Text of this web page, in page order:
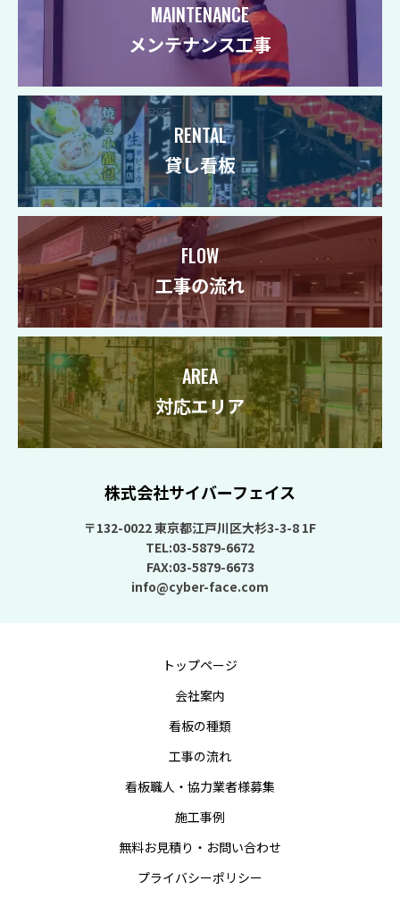
MAINTENANCE
メンテナンス工事
RENTAL
貸し看板
FLOW
工事の流れ
AREA
対応エリア
株式会社サイバーフェイス
〒132-0022 東京都江戸川区大杉3-3-8 1F
TEL:03-5879-6672
FAX:03-5879-6673
info@cyber-face.com
トップページ
会社案内
看板の種類
工事の流れ
看板職人・協力業者様募集
施工事例
無料お見積り・お問い合わせ
プライバシーポリシー